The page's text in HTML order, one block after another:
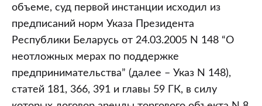
объеме, суд первой инстанции исходил из
предписаний норм Указа Президента
Республики Беларусь от 24.03.2005 N 148 “О
неотложных мерах по поддержке
предпринимательства” (далее – Указ N 148),
статей 181, 366, 391 и главы 59 ГК, в силу